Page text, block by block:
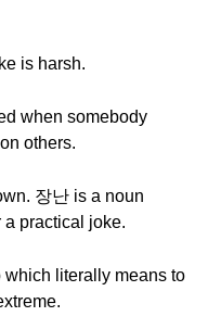
is harsh.
when somebody
others.
장난 is a noun
practical joke.
which literally means to